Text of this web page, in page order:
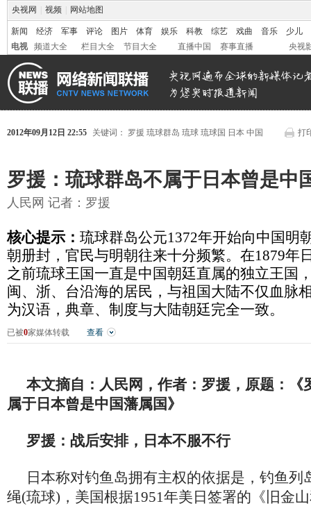
央视网 视频 网站地图
新闻 经济 军事 评论 图片 体育 娱乐 科教 综艺 戏曲 音乐
少儿
电视
频道大全 栏目大全 节目大全 直播中国 赛事直播 央视
打
2012年09月12日 22:55 关键词： 罗援 琉球群岛 琉球 琉球国 日本 中国
罗援：琉球群岛不属于日本曾是中
人民网 记者：罗援
核心提示： 琉球群岛公元1372年开始向中国明
朝册封，官民与明朝往来十分频繁。在1879年
之前琉球王国一直是中国朝廷直属的独立王国
闽、浙、台沿海的居民，与祖国大陆不仅血脉
为汉语，典章、制度与大陆朝廷完全一致。
已被0家媒体转载 查看
本文摘自：人民网，作者：罗援，原题：《
属于日本曾是中国藩属国》
罗援：战后安排，日本不服不行
日本称对钓鱼岛拥有主权的依据是，钓鱼列
绳(琉球)，美国根据1951年美日签署的《旧金